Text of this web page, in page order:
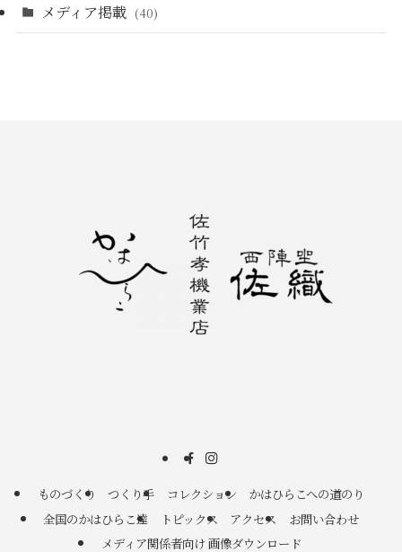
メディア掲載 (40)
ものづくり つくり手 コレクション
かはひらこへの道のり
全国のかはひらこ達
トピックス アクセス
お問い合わせ
メディア関係者向け 画像ダウンロード